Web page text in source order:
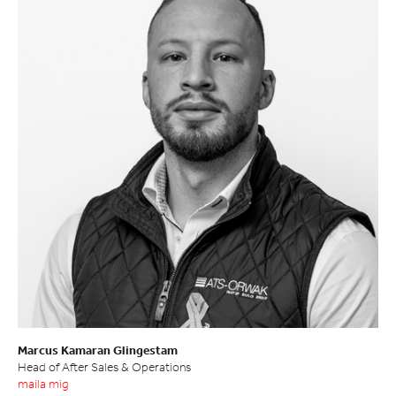
Marcus Kamaran Glingestam
Head of After Sales & Operations
maila mig